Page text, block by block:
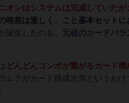
オンはシステムは完成していた
格差は激しく、
こと基本セットに
誕生したのも、 元祖のカードバ
どんどん コンボが繋がるカード
ムラがカード構成次第というわけ